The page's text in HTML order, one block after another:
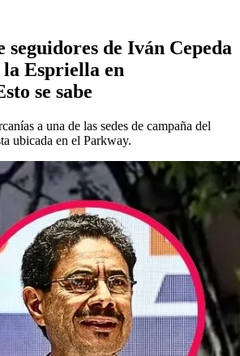
seguidores de Iván Cepeda
Espriella en
se sabe
a una de las sedes de campaña del
ubicada en el Parkway.